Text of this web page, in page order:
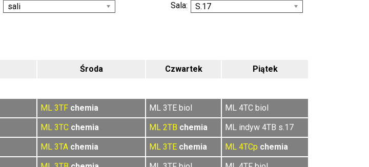
sali Sala:
S.17
Środa Czwartek
Piątek
ML 3TF chemia ML 3TE biol
ML 4TC biol
ML 3TC chemia ML 2TB chemia
ML indyw 4TB s.17
ML 3TA chemia ML 3TE chemia ML 4TCp chemia